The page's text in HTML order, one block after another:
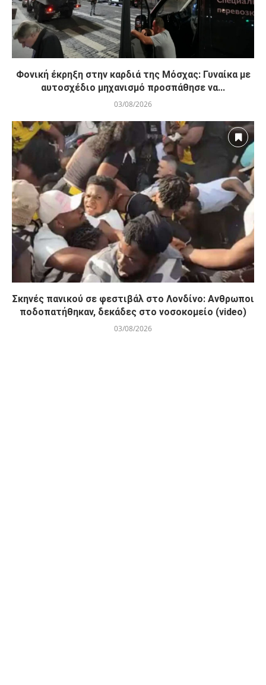
Φονική έκρηξη στην καρδιά της Μόσχας: Γυναίκα με
αυτοσχέδιο μηχανισμό προσπάθησε να...
03/08/2026
Σκηνές πανικού σε φεστιβάλ στο Λονδίνο: Ανθρωποι
ποδοπατήθηκαν, δεκάδες στο νοσοκομείο (video)
03/08/2026